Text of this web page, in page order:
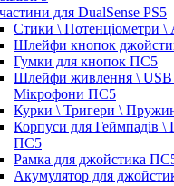
для DualSense PS5
Стики \ Потенціометри
Шлейфи кнопок
Гумки для кнопок ПС5
Шлейфи живлення \ USB
Мікрофони ПС5
Курки \ Тригери \
Корпуси для Геймпадів \
ПС5
Рамка для джойстика
Акумулятор для